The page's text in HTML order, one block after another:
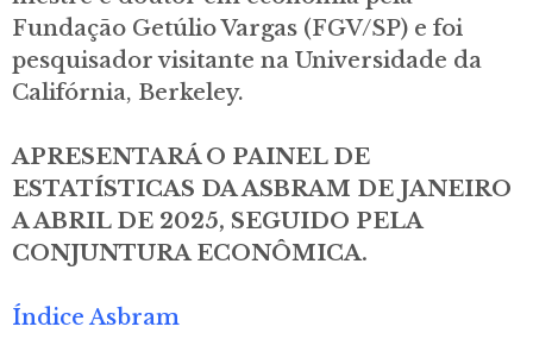
Fundação Getúlio Vargas (FGV/SP) e foi
pesquisador visitante na Universidade da
Califórnia, Berkeley.
APRESENTARÁ O PAINEL DE
ESTATÍSTICAS DA ASBRAM DE JANEIRO
A ABRIL DE 2025, SEGUIDO PELA
CONJUNTURA ECONÔMICA.
Índice Asbram